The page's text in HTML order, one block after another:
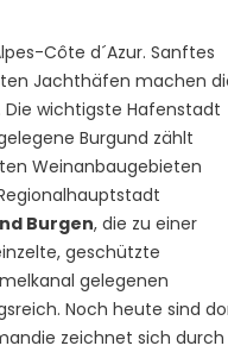
Côte d´Azur. Sanftes
Jachthäfen machen
Die wichtigste Hafenstadt
Burgund zählt
Weinanbaugebieten
Burgen, die zu einer
geschützte
gelegenen
Noch heute sind
zeichnet sich durch